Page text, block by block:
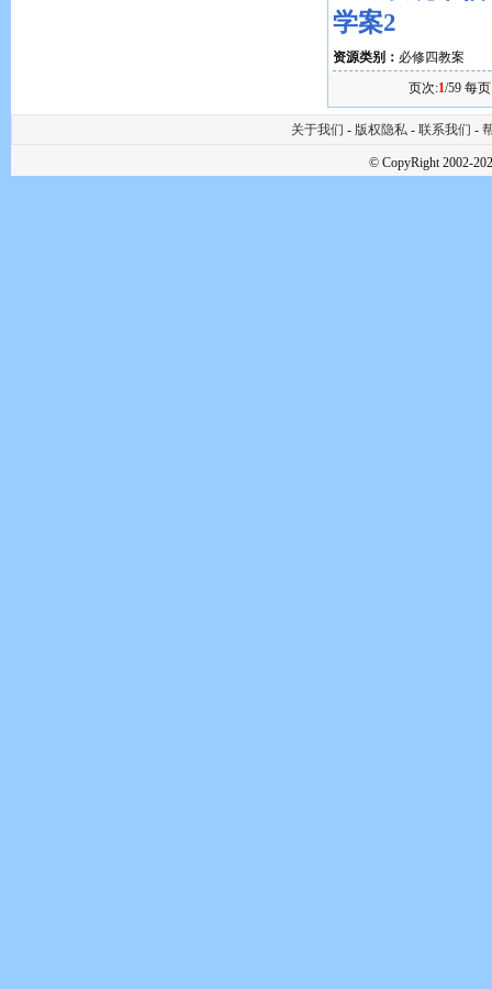
学案2
资源类别： 必修四教案
页次:1/59 每
关于我们 - 版权隐私 - 联系我们 -
© CopyRight 2002-